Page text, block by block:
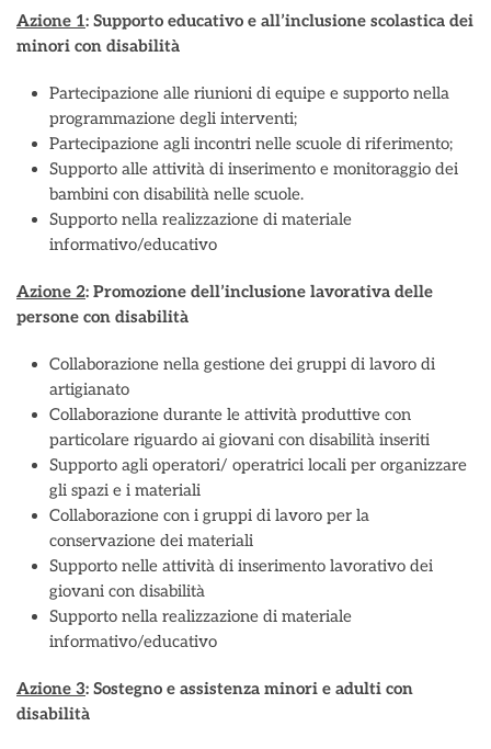
Azione 1: Supporto educativo e all’inclusione scolastica dei
minori con disabilità
Partecipazione alle riunioni di equipe e supporto nella
programmazione degli interventi;
Partecipazione agli incontri nelle scuole di riferimento;
Supporto alle attività di inserimento e monitoraggio dei
bambini con disabilità nelle scuole.
Supporto nella realizzazione di materiale
informativo/educativo
Azione 2: Promozione dell’inclusione lavorativa delle
persone con disabilità
Collaborazione nella gestione dei gruppi di lavoro di
artigianato
Collaborazione durante le attività produttive con
particolare riguardo ai giovani con disabilità inseriti
Supporto agli operatori/ operatrici locali per organizzare
gli spazi e i materiali
Collaborazione con i gruppi di lavoro per la
conservazione dei materiali
Supporto nelle attività di inserimento lavorativo dei
giovani con disabilità
Supporto nella realizzazione di materiale
informativo/educativo
Azione 3: Sostegno e assistenza minori e adulti con
disabilità